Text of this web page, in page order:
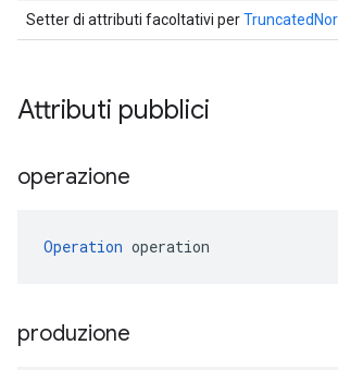
Setter di attributi facoltativi per
Attributi pubblici
operazione
Operation operation
produzione